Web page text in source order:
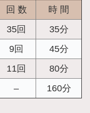
回 数
時 間
35回
35分
9回
45分
11回
80分
– 160分